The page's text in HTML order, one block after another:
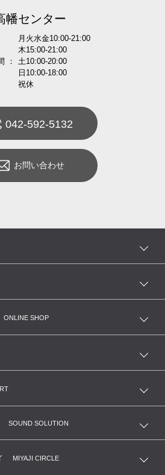
幡センター
：
月火水金10:00-21:00
木15:00-21:00
土10:00-20:00
日10:00-18:00
祝休
042-592-5132
お問い合わせ
ONLINE SHOP
SOUND SOLUTION
MIYAJI CIRCLE